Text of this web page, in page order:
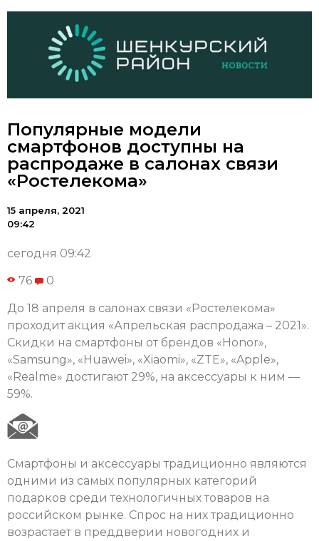
Популярные модели
смартфонов доступны на
распродаже в салонах связи
«Ростелекома»
15 апреля, 2021
09:42
сегодня 09:42
76 0
До 18 апреля в салонах связи «Ростелекома»
проходит акция «Апрельская распродажа – 2021».
Скидки на смартфоны от брендов «Honor»,
«Samsung», «Huawei», «Xiaomi», «ZTE», «Apple»,
«Realme» достигают 29%, на аксессуары к ним —
59%.
Смартфоны и аксессуары традиционно являются
одними из самых популярных категорий
подарков среди технологичных товаров на
российском рынке. Спрос на них традиционно
возрастает в преддверии новогодних и